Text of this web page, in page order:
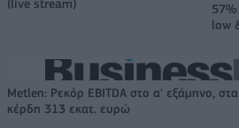
(live stream)
57%
low
Metlen: Ρεκόρ EBITDA στο α' εξάμηνο,
κέρδη 313 εκατ. ευρώ